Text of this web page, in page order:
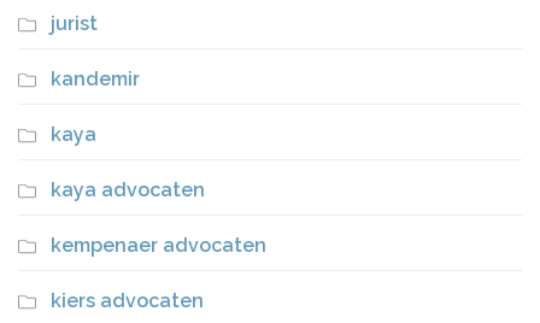
jurist
kandemir
kaya
kaya advocaten
kempenaer advocaten
kiers advocaten